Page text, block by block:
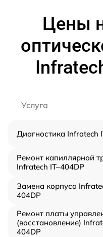
Цены
Услуга
Диагностика Infratech
Ремонт капиллярной
Infratech IT–404DP
Замена корпуса
404DP
Ремонт платы
(восстановление)
404DP